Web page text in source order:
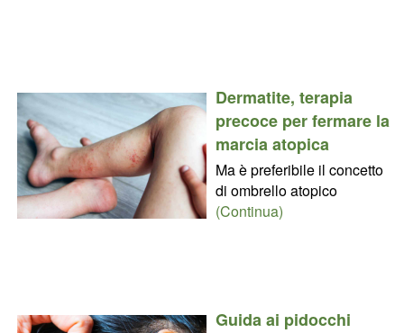
Dermatite, terapia
precoce per fermare la
marcia atopica
Ma è preferibile il concetto
di ombrello atopico
(Continua)
Guida ai pidocchi